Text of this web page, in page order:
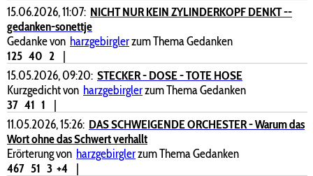
15.06.2026, 11:07: NICHT NUR KEIN ZYLINDERKOPF DENKT --
gedanken-sonettje
Gedanke von harzgebirglerzum Thema Gedanken
125 40 2
|
15.05.2026, 09:20: STECKER - DOSE - TOTE HOSE
Kurzgedicht von harzgebirglerzum Thema Gedanken
37 41 1
|
11.05.2026, 15:26: DAS SCHWEIGENDE ORCHESTER - Warum das
Wort ohne das Schwert verhallt
Erörterung von harzgebirglerzum Thema Gedanken
467 51 3 +4
|